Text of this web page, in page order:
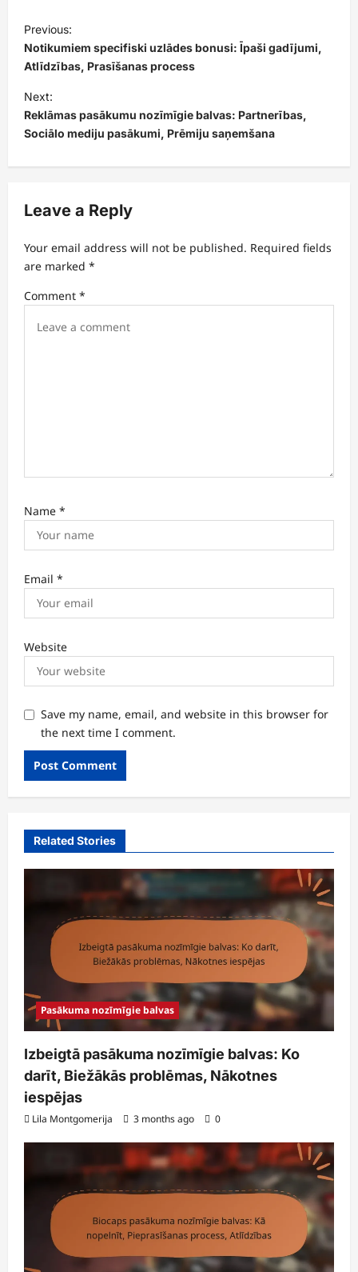
o
s
t
n
a
v
g
a
t
i
Previous:
Notikumiem specifiski uzlādes bonusi: Īpaši gadījumi,
Atlīdzības, Prasīšanas process
Next:
Reklāmas pasākumu nozīmīgie balvas: Partnerības,
Sociālo mediju pasākumi, Prēmiju saņemšana
Leave a Reply
Your email address will not be published. Required fields
are marked *
Comment *
Name *
Email *
Website
Save my name, email, and website in this browser for
the next time I comment.
Related Stories
Pasākuma nozīmīgie balvas
Izbeigtā pasākuma nozīmīgie balvas: Ko
darīt, Biežākās problēmas, Nākotnes
iespējas
Lila Montgomerija 3 months ago 0